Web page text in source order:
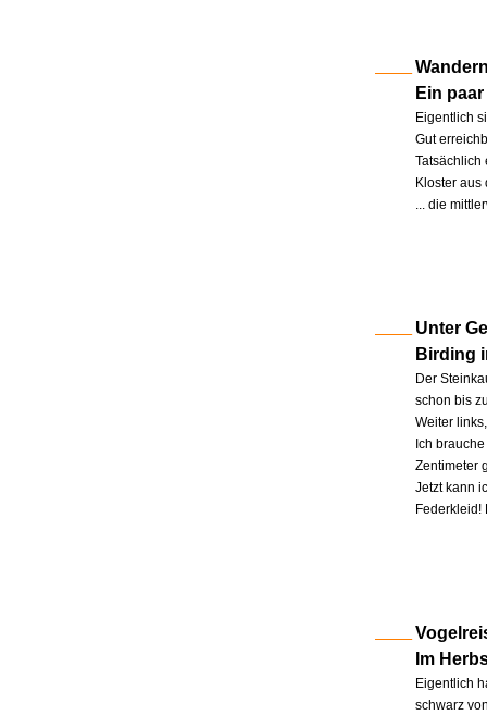
Ein
Eigentlich
Gut
Tatsächlich
Kloster
... die
Unter
Birding
Der
schon bis
Weiter
Ich
Zentimeter
Jetzt kann
Im
Eigentlich
schwarz